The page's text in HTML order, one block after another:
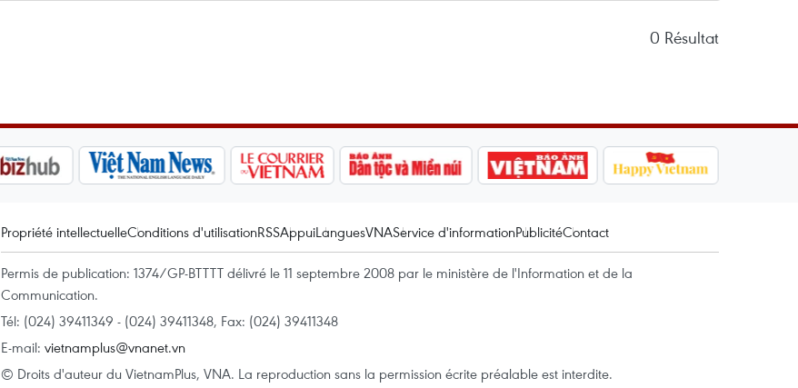
0 Résultat
Propriété intellectuelleConditions d'utilisationRSSAppuiLanguesVNAService d'informationPublicitéContact
Permis de publication: 1374/GP-BTTTT délivré le 11 septembre 2008 par le ministère de l'Information et de la
Communication.
Tél: (024) 39411349 - (024) 39411348, Fax: (024) 39411348
E-mail: vietnamplus@vnanet.vn
© Droits d'auteur du VietnamPlus, VNA. La reproduction sans la permission écrite préalable est interdite.